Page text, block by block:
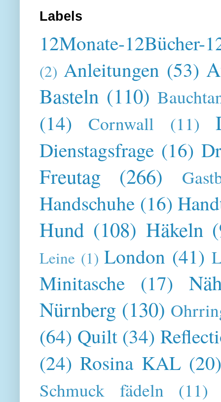
Labels
12Monate-12Bücher-
(2) Anleitungen (53)
Basteln (110)
(14) Cornwall (11)
Dienstagsfrage (16)
Freutag (266)
Handschuhe (16)
Hund (108) Häkeln
Leine (1) London (41)
Minitasche (17)
Nürnberg (130)
(64) Quilt (34)
(24) Rosina KAL
Schmuck fädeln (11)